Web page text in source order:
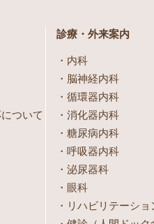
ついて
診療・外来案内
内科
脳神経内科
循環器内科
消化器内科
糖尿病内科
呼吸器内科
泌尿器科
眼科
リハビリテーショ